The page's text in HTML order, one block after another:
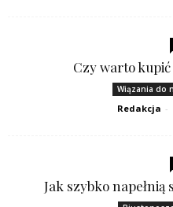
Czy warto
Wiązania do
Redakcja -
Jak szybko